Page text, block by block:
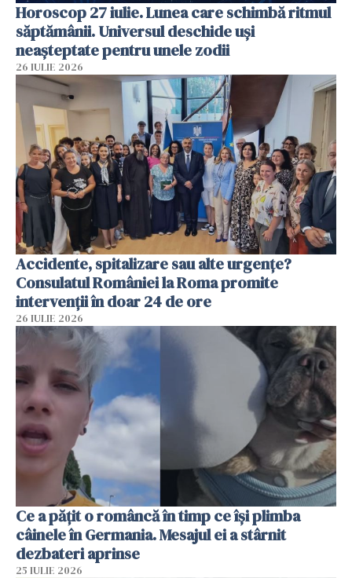
Horoscop 27 iulie. Lunea care schimbă ritmul
săptămânii. Universul deschide uși
neașteptate pentru unele zodii
26 IULIE 2026
Accidente, spitalizare sau alte urgențe?
Consulatul României la Roma promite
intervenții în doar 24 de ore
26 IULIE 2026
Ce a pățit o româncă în timp ce își plimba
câinele în Germania. Mesajul ei a stârnit
dezbateri aprinse
25 IULIE 2026